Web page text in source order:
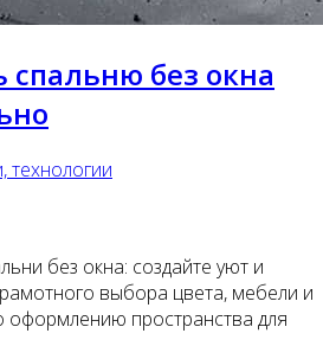
спальню без окна
технологии
без окна: создайте уют и
выбора цвета, мебели и
пространства для